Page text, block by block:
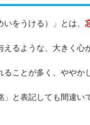
いをうける）」とは、
るような、大きく心
ることが多く、ややか
」と表記しても間違い